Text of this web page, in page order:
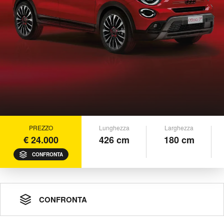
PREZZO
€ 24.000
CONFRONTA
Lunghezza
426 cm
Larghezza
180 cm
CONFRONTA